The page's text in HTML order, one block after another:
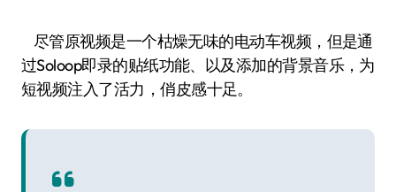
尽管原视频是一个枯燥无味的电动车视频，但是通
过Soloop即录的贴纸功能、以及添加的背景音乐，为
短视频注入了活力，俏皮感十足。